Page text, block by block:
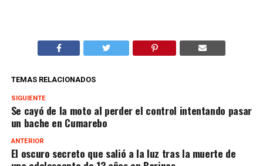
TEMAS RELACIONADOS
SIGUIENTE
Se cayó de la moto al perder el control intentando pasar
un bache en Cumarebo
ANTERIOR
El oscuro secreto que salió a la luz tras la muerte de